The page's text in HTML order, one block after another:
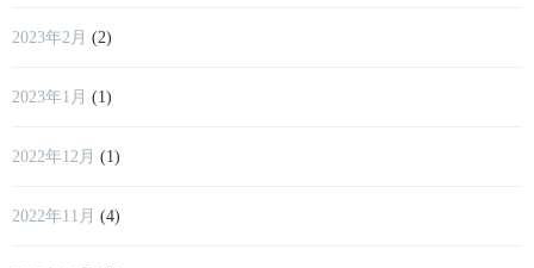
2023年2月 (2)
2023年1月 (1)
2022年12月 (1)
2022年11月 (4)